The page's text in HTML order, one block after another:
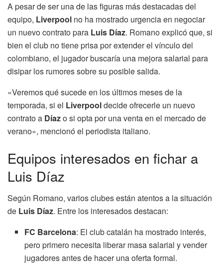
A pesar de ser una de las figuras más destacadas del
equipo, Liverpool no ha mostrado urgencia en negociar
un nuevo contrato para Luis Díaz. Romano explicó que, si
bien el club no tiene prisa por extender el vínculo del
colombiano, el jugador buscaría una mejora salarial para
disipar los rumores sobre su posible salida.
«Veremos qué sucede en los últimos meses de la
temporada, si el Liverpooldecide ofrecerle un nuevo
contrato a Díazo si opta por una venta en el mercado de
verano», mencionó el periodista italiano.
Equipos interesados en fichar a
Luis Díaz
Según Romano, varios clubes están atentos a la situación
de Luis Díaz. Entre los interesados destacan:
FC Barcelona: El club catalán ha mostrado interés,
pero primero necesita liberar masa salarial y vender
jugadores antes de hacer una oferta formal.